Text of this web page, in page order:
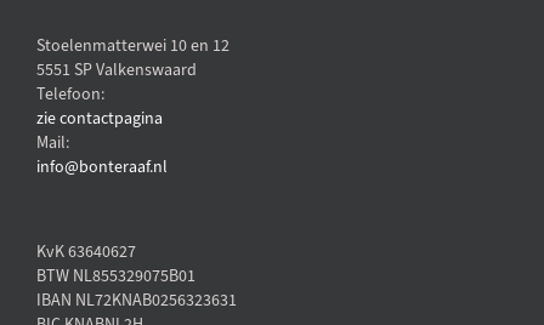
Stoelenmatterwei 10 en 12
5551 SP Valkenswaard
Telefoon:
zie contactpagina
Mail:
info@bonteraaf.nl
KvK 63640627
BTW NL855329075B01
IBAN NL72KNAB0256323631